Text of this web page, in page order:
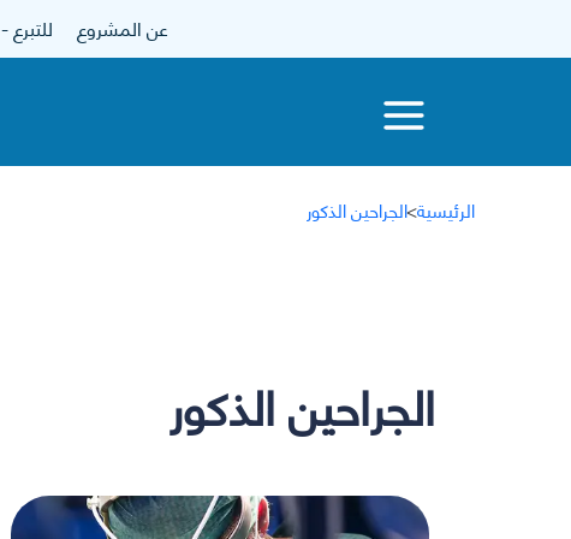
عن المشروع للتبرع - donate
الرئيسية>الجراحين الذكور
الجراحين الذكور